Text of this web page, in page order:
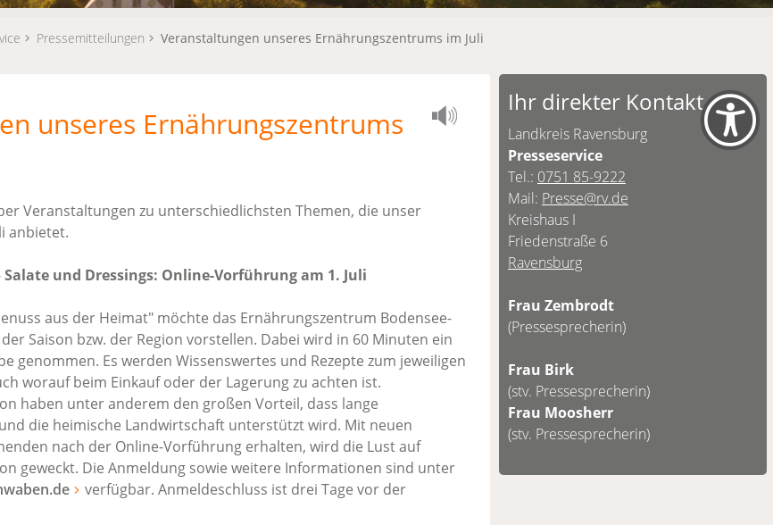
Pressemitteilungen Veranstaltungen unseres Ernährungszentrums im Juli
unseres Ernährungszentrums
Veranstaltungen zu unterschiedlichsten Themen, die unser
anbietet.
Salate und Dressings: Online-Vorführung am 1. Juli
aus der Heimat" möchte das Ernährungszentrum Bodensee-
Saison bzw. der Region vorstellen. Dabei wird in 60 Minuten ein
genommen. Es werden Wissenswertes und Rezepte zum jeweiligen
worauf beim Einkauf oder der Lagerung zu achten ist.
haben unter anderem den großen Vorteil, dass lange
die heimische Landwirtschaft unterstützt wird. Mit neuen
nach der Online-Vorführung erhalten, wird die Lust auf
geweckt. Die Anmeldung sowie weitere Informationen sind unter
verfügbar. Anmeldeschluss ist drei Tage vor der
Ihr direkter Kontakt
Landkreis Ravensburg
Presseservice
Tel.: 0751 85-9222
Mail: Presse@rv.de
Kreishaus I
Friedenstraße 6
Ravensburg
Frau Zembrodt
(Pressesprecherin)
Frau Birk
(stv. Pressesprecherin)
Frau Moosherr
(stv. Pressesprecherin)